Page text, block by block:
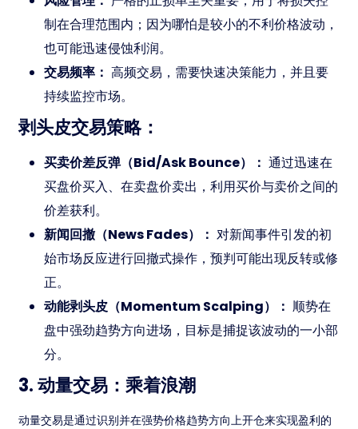
制在合理范围内；因为哪怕是较小的不利价格波动，
也可能迅速侵蚀利润。
交易频率： 高频交易，需要快速决策能力，并且要
持续监控市场。
剥头皮交易策略：
买卖价差反弹（Bid/Ask Bounce）： 通过迅速在
买盘价买入、在卖盘价卖出，利用买价与卖价之间的
价差获利。
新闻回撤（News Fades）： 对新闻事件引发的初
始市场反应进行回撤式操作，预判可能出现反转或修
正。
动能剥头皮（Momentum Scalping）： 顺势在
盘中强劲趋势方向进场，目标是捕捉该波动的一小部
分。
3. 动量交易：乘着浪潮
动量交易是通过识别并在强势价格趋势方向上开仓来实现盈利的